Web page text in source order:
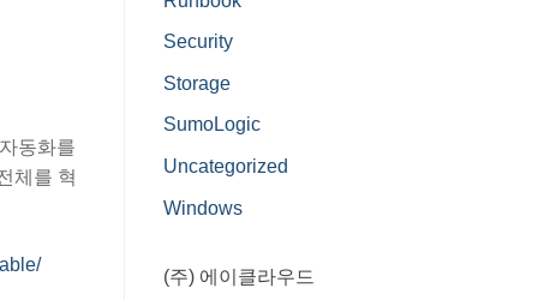
동화를
체를 혁
Security
Storage
SumoLogic
Uncategorized
Windows
(주) 에이클라우드